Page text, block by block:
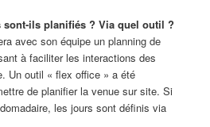
sont-ils planifiés ? Via quel outil ?
avec son équipe un planning de
à faciliter les interactions des
Un outil « flex office » a été
de planifier la venue sur site. Si
les jours sont définis via